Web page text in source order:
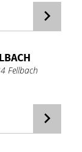
Fellbach